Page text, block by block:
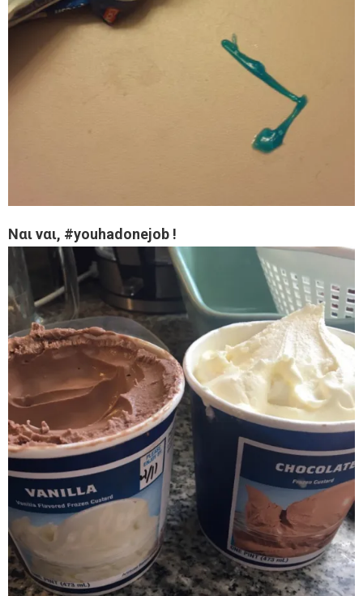
Ναι ναι, #youhadonejob !